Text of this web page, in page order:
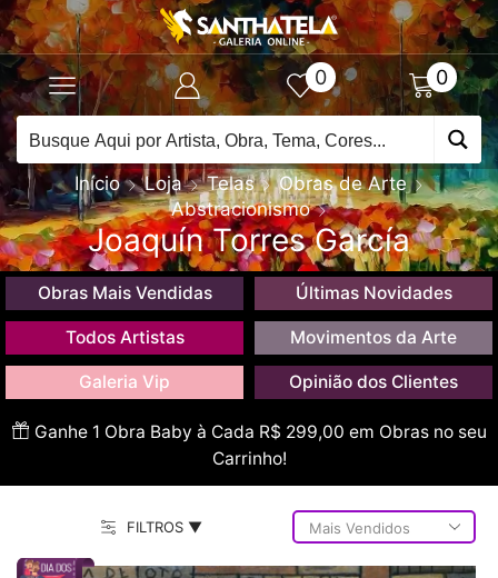
0 0
Início Loja Telas
Obras de Arte
Abstracionismo
Joaquín Torres García
Obras Mais Vendidas Últimas Novidades
Todos Artistas Movimentos da Arte
Galeria Vip Opinião dos Clientes
Ganhe 1 Obra Baby à Cada R$ 299,00 em Obras no seu
Carrinho!
FILTROS ▼